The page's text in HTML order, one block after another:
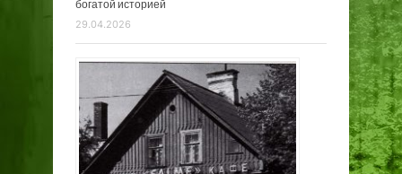
богатой историей
29.04.2026